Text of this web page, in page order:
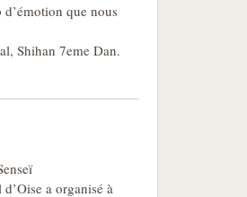
d’émotion que nous
Shihan 7eme Dan.
a organisé à